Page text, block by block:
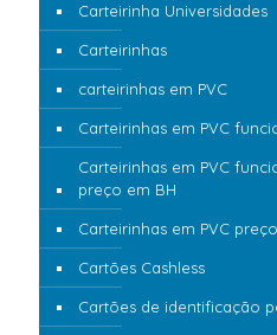
Carteirinha Universidades
Carteirinhas
carteirinhas em PVC
Carteirinhas em PVC
Carteirinhas em PVC
preço em BH
Carteirinhas em PVC
Cartões Cashless
Cartões de identificação